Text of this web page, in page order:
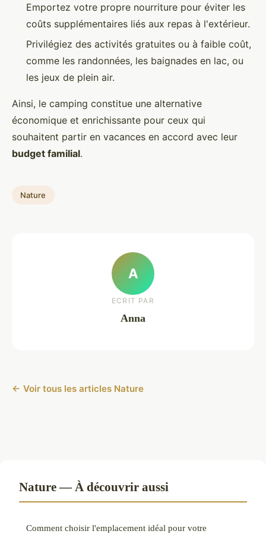
Emportez votre propre nourriture pour éviter les
coûts supplémentaires liés aux repas à l'extérieur.
Privilégiez des activités gratuites ou à faible coût,
comme les randonnées, les baignades en lac, ou
les jeux de plein air.
Ainsi, le camping constitue une alternative
économique et enrichissante pour ceux qui
souhaitent partir en vacances en accord avec leur
budget familial.
Nature
A
ECRIT PAR
Anna
← Voir tous les articles Nature
Nature — À découvrir aussi
Comment choisir l'emplacement idéal pour votre